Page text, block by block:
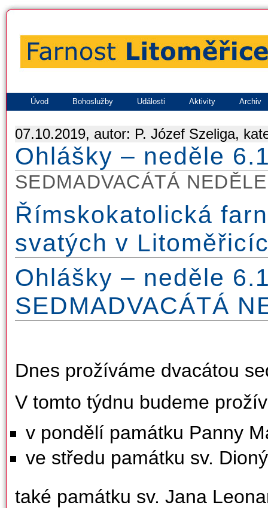
Úvod Bohoslužby Události Aktivity Archiv
07.10.2019, autor: P. Józef Szeliga,
Ohlášky – neděle
SEDMADVACÁTÁ
Římskokatolická
svatých v
Ohlášky – neděle
SEDMADVACÁTÁ
Dnes prožíváme dvacátou
V tomto týdnu budeme
v pondělí památku Panny
ve středu památku sv.
také památku sv. Jana